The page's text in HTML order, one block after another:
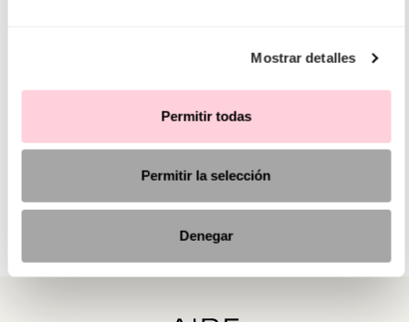
Mostrar detalles
Permitir todas
Permitir la selección
Denegar